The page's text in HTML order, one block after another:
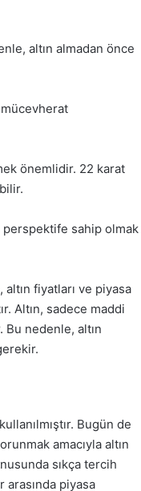
altın almadan önce
önemlidir. 22 karat
perspektife sahip olmak
fiyatları ve piyasa
Altın, sadece maddi
Bu nedenle, altın
Bugün de
amacıyla altın
sıkça tercih
arasında piyasa